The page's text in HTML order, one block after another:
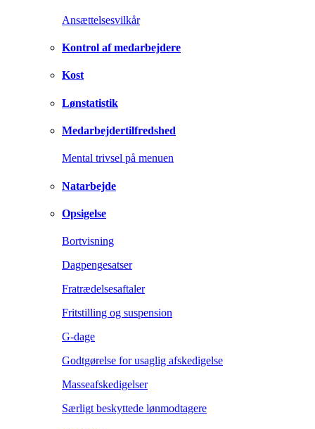
Ansættelsesvilkår
Kontrol af medarbejdere
Kost
Lønstatistik
Medarbejdertilfredshed
Mental trivsel på menuen
Natarbejde
Opsigelse
Bortvisning
Dagpengesatser
Fratrædelsesaftaler
Fritstilling og suspension
G-dage
Godtgørelse for usaglig afskedigelse
Masseafskedigelser
Særligt beskyttede lønmodtagere